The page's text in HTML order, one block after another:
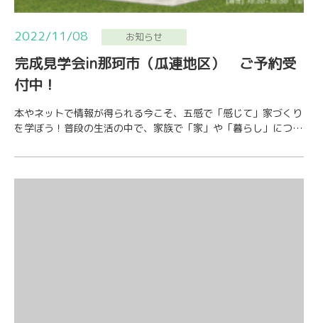
2022/11/08 お知らせ
完成見学会in那珂市（瓜連地区） ご予約受
付中！
本やネットで情報が得られる今こそ、五感で「感じて」家づくり
を学ぼう！普段の生活の中で、家族で「家」や「暮らし」につい